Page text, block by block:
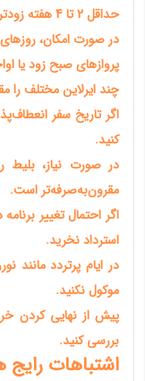
حداقل 2 تا 4 هفته زودتر رزرو کنید.
در صورت امکان،
پروازهای صبح زود یا
چند ایرلاین مختلف را
اگر تاریخ سفر
کنید.
در صورت نیاز،
مقرون‌به‌صرفه‌تر است.
اگر احتمال تغییر
استرداد نخرید.
در ایام پرتردد مانند
موکول نکنید.
پیش از نهایی کردن
بررسی کنید.
اشتباهات رایج